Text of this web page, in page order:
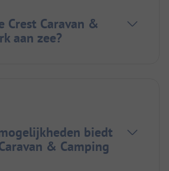
Crest Caravan &
aan zee?
biedt
& Camping